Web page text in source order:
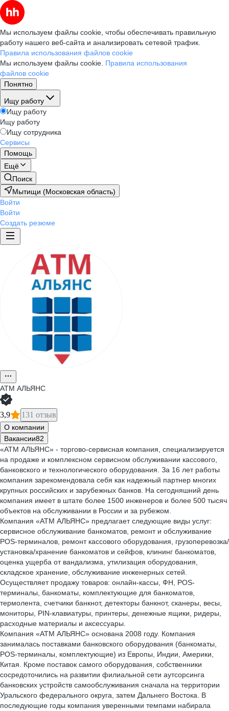
Мы используем файлы cookie, чтобы обеспечивать правильную
работу нашего веб-сайта и анализировать сетевой трафик.
Правила использования файлов cookie
Мы используем файлы cookie. Правила использования
файлов cookie
Понятно
Ищу работу
Ищу работу
Ищу работу
Ищу сотрудника
Сервисы
Помощь
Ещё
Поиск
Мытищи (Московская область)
Войти
Войти
Создать резюме
АТМ АЛЬЯНС
3,9 131 отзыв
О компании
Вакансии82
«АТМ АЛЬЯНС» - торгово-сервисная компания, специализируется
на продаже и комплексном сервисном обслуживании кассового,
банковского и технологического оборудования. За 16 лет работы
компания зарекомендовала себя как надежный партнер многих
крупных российских и зарубежных банков. На сегодняшний день
компания имеет в штате более 1500 инженеров и более 500 тысяч
объектов на обслуживании в России и за рубежом.
Компания «АТМ АЛЬЯНС» предлагает следующие виды услуг:
сервисное обслуживание банкоматов, ремонт и обслуживание
POS-терминалов, ремонт кассового оборудования, грузоперевозка/
установка/хранение банкоматов и сейфов, клининг банкоматов,
оценка ущерба от вандализма, утилизация оборудования,
складское хранение, обслуживание инженерных сетей.
Осуществляет продажу товаров: онлайн-кассы, ФН, POS-
терминалы, банкоматы, комплектующие для банкоматов,
термолента, счетчики банкнот, детекторы банкнот, сканеры, весы,
мониторы, PIN-клавиатуры, принтеры, денежные ящики, ридеры,
расходные материалы и аксессуары.
Компания «АТМ АЛЬЯНС» основана 2008 году. Компания
занималась поставками банковского оборудования (банкоматы,
POS-терминалы, комплектующие) из Европы, Индии, Америки,
Китая. Кроме поставок самого оборудования, собственники
сосредоточились на развитии филиальной сети аутсорсинга
банковских устройств самообслуживания сначала на территории
Уральского федерального округа, затем Дальнего Востока. В
последующие годы компания уверенными темпами набирала